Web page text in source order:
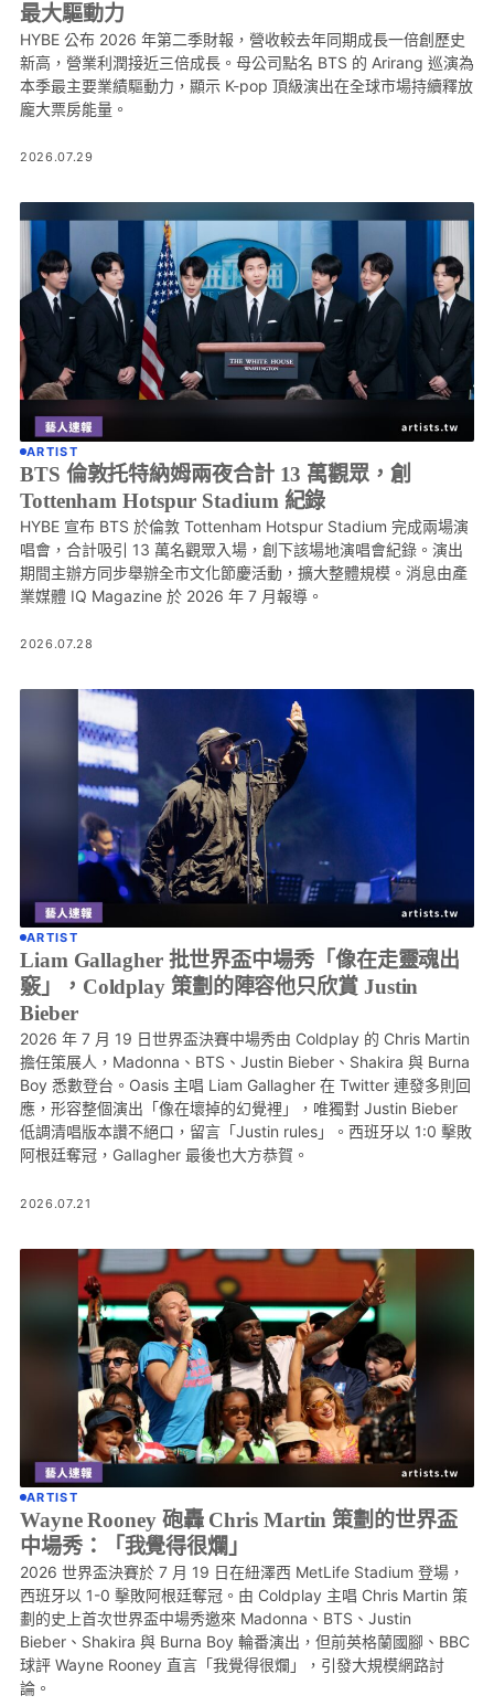
最大驅動力
HYBE 公布 2026 年第二季財報，營收較去年同期成長一倍創歷史
新高，營業利潤接近三倍成長。母公司點名 BTS 的 Arirang 巡演為
本季最主要業績驅動力，顯示 K-pop 頂級演出在全球市場持續釋放
龐大票房能量。
2026.07.29
ARTIST
BTS 倫敦托特納姆兩夜合計 13 萬觀眾，創
Tottenham Hotspur Stadium 紀錄
HYBE 宣布 BTS 於倫敦 Tottenham Hotspur Stadium 完成兩場演
唱會，合計吸引 13 萬名觀眾入場，創下該場地演唱會紀錄。演出
期間主辦方同步舉辦全市文化節慶活動，擴大整體規模。消息由產
業媒體 IQ Magazine 於 2026 年 7 月報導。
2026.07.28
ARTIST
Liam Gallagher 批世界盃中場秀「像在走靈魂出
竅」，Coldplay 策劃的陣容他只欣賞 Justin
Bieber
2026 年 7 月 19 日世界盃決賽中場秀由 Coldplay 的 Chris Martin
擔任策展人，Madonna、BTS、Justin Bieber、Shakira 與 Burna
Boy 悉數登台。Oasis 主唱 Liam Gallagher 在 Twitter 連發多則回
應，形容整個演出「像在壞掉的幻覺裡」，唯獨對 Justin Bieber
低調清唱版本讚不絕口，留言「Justin rules」。西班牙以 1:0 擊敗
阿根廷奪冠，Gallagher 最後也大方恭賀。
2026.07.21
ARTIST
Wayne Rooney 砲轟 Chris Martin 策劃的世界盃
中場秀：「我覺得很爛」
2026 世界盃決賽於 7 月 19 日在紐澤西 MetLife Stadium 登場，
西班牙以 1-0 擊敗阿根廷奪冠。由 Coldplay 主唱 Chris Martin 策
劃的史上首次世界盃中場秀邀來 Madonna、BTS、Justin
Bieber、Shakira 與 Burna Boy 輪番演出，但前英格蘭國腳、BBC
球評 Wayne Rooney 直言「我覺得很爛」，引發大規模網路討
論。